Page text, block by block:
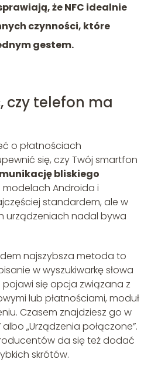
że NFC idealnie
czynności, które
gestem.
czy telefon ma
o płatnościach
się, czy Twój smartfon
bliskiego
modelach Androida i
standardem, ale w
urządzeniach nadal bywa
najszybsza metoda to
w wyszukiwarkę słowa
pojawi się opcja związana z
lub płatnościami, moduł
Czasem znajdziesz go w
albo „Urządzenia połączone”.
da się też dodać
skrótów.